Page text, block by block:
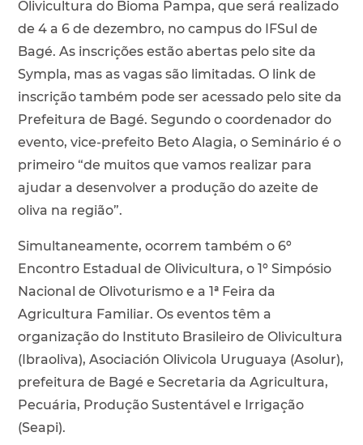
Olivicultura do Bioma Pampa, que será realizado
de 4 a 6 de dezembro, no campus do IFSul de
Bagé. As inscrições estão abertas pelo site da
Sympla, mas as vagas são limitadas. O link de
inscrição também pode ser acessado pelo site da
Prefeitura de Bagé. Segundo o coordenador do
evento, vice-prefeito Beto Alagia, o Seminário é o
primeiro “de muitos que vamos realizar para
ajudar a desenvolver a produção do azeite de
oliva na região”.
Simultaneamente, ocorrem também o 6º
Encontro Estadual de Olivicultura, o 1º Simpósio
Nacional de Olivoturismo e a 1ª Feira da
Agricultura Familiar. Os eventos têm a
organização do Instituto Brasileiro de Olivicultura
(Ibraoliva), Asociación Olivicola Uruguaya (Asolur),
prefeitura de Bagé e Secretaria da Agricultura,
Pecuária, Produção Sustentável e Irrigação
(Seapi).